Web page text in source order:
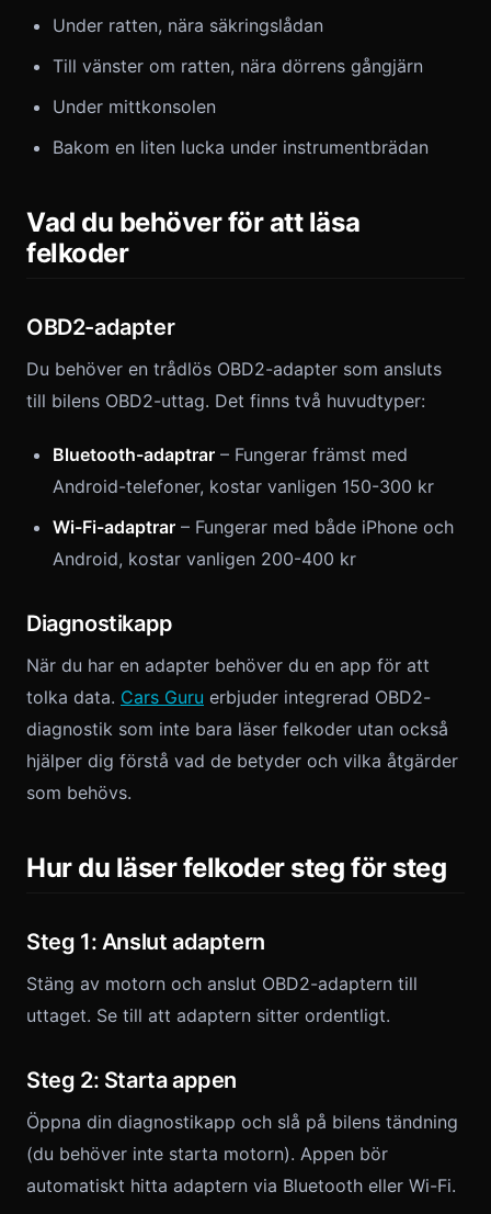
Under ratten, nära säkringslådan
Till vänster om ratten, nära dörrens gångjärn
Under mittkonsolen
Bakom en liten lucka under instrumentbrädan
Vad du behöver för att läsa
felkoder
OBD2-adapter
Du behöver en trådlös OBD2-adapter som ansluts
till bilens OBD2-uttag. Det finns två huvudtyper:
Bluetooth-adaptrar – Fungerar främst med
Android-telefoner, kostar vanligen 150-300 kr
Wi-Fi-adaptrar – Fungerar med både iPhone och
Android, kostar vanligen 200-400 kr
Diagnostikapp
När du har en adapter behöver du en app för att
tolka data. Cars Guru erbjuder integrerad OBD2-
diagnostik som inte bara läser felkoder utan också
hjälper dig förstå vad de betyder och vilka åtgärder
som behövs.
Hur du läser felkoder steg för steg
Steg 1: Anslut adaptern
Stäng av motorn och anslut OBD2-adaptern till
uttaget. Se till att adaptern sitter ordentligt.
Steg 2: Starta appen
Öppna din diagnostikapp och slå på bilens tändning
(du behöver inte starta motorn). Appen bör
automatiskt hitta adaptern via Bluetooth eller Wi-Fi.